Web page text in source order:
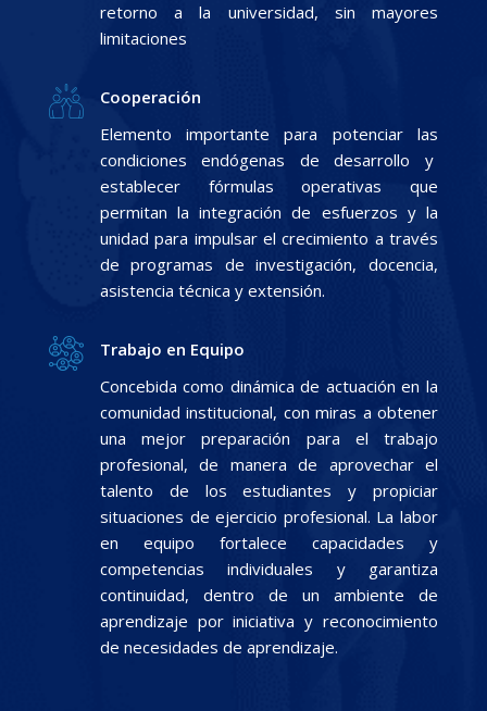
retorno a la universidad, sin mayores
limitaciones
Cooperación
Elemento importante para potenciar las
condiciones endógenas de desarrollo y
establecer fórmulas operativas que
permitan la integración de esfuerzos y la
unidad para impulsar el crecimiento a través
de programas de investigación, docencia,
asistencia técnica y extensión.
Trabajo en Equipo
Concebida como dinámica de actuación en la
comunidad institucional, con miras a obtener
una mejor preparación para el trabajo
profesional, de manera de aprovechar el
talento de los estudiantes y propiciar
situaciones de ejercicio profesional. La labor
en equipo fortalece capacidades y
competencias individuales y garantiza
continuidad, dentro de un ambiente de
aprendizaje por iniciativa y reconocimiento
de necesidades de aprendizaje.